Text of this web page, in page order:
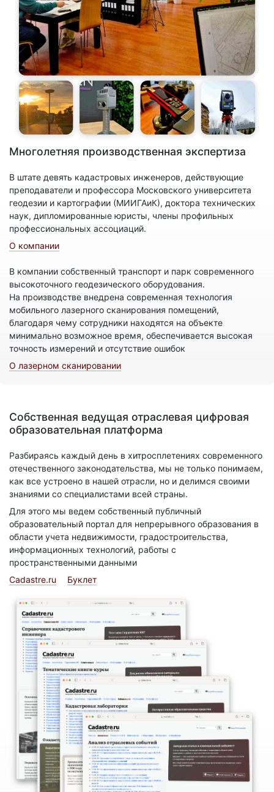
Многолетняя производственная экспертиза
В штате девять кадастровых инженеров, действующие
преподаватели и профессора Московского университета
геодезии и картографии (МИИГАиК), доктора технических
наук, дипломированные юристы, члены профильных
профессиональных ассоциаций.
О компании
В компании собственный транспорт и парк современного
высокоточного геодезического оборудования.
На производстве внедрена современная технология
мобильного лазерного сканирования помещений,
благодаря чему сотрудники находятся на объекте
минимально возможное время, обеспечивается высокая
точность измерений и отсутствие ошибок
О лазерном сканировании
Собственная ведущая отраслевая цифровая
образовательная платформа
Разбираясь каждый день в хитросплетениях современного
отечественного законодательства, мы не только понимаем,
как все устроено в нашей отрасли, но и делимся своими
знаниями со специалистами всей страны.
Для этого мы ведем собственный публичный
образовательный портал для непрерывного образования в
области учета недвижимости, градостроительства,
информационных технологий, работы с
пространственными данными
Cadastre.ru
Буклет